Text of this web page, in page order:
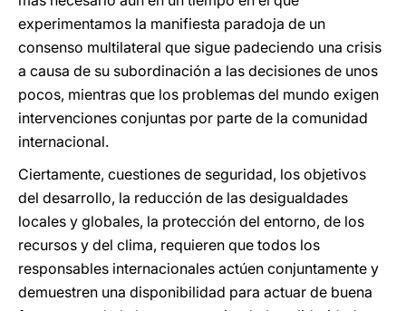
experimentamos la manifiesta paradoja de un
consenso multilateral que sigue padeciendo una crisis
a causa de su subordinación a las decisiones de unos
pocos, mientras que los problemas del mundo exigen
intervenciones conjuntas por parte de la comunidad
internacional.
Ciertamente, cuestiones de seguridad, los objetivos
del desarrollo, la reducción de las desigualdades
locales y globales, la protección del entorno, de los
recursos y del clima, requieren que todos los
responsables internacionales actúen conjuntamente y
demuestren una disponibilidad para actuar de buena